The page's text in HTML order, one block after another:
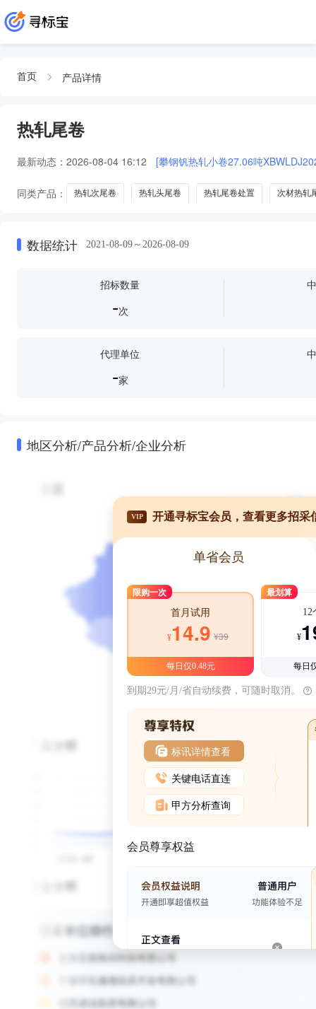
首页 产品详情
热轧尾卷
最新动态： 2026-08-04 16:12 [攀钢钒热轧小卷27.06吨
同类产品： 热轧次尾卷 热轧头尾卷 热轧尾卷处置 次材热轧
数据统计 2021-08-09～2026-08-09
招标数量
-次
代理单位
-家
地区分析/产品分析/企业分析
VIP 开通寻标宝会员，查看更多招采
单省会员
限购一次
首月试用
¥14.9 ¥39
每日仅0.48元
最划算
12
¥
每日
到期29元/月/省自动续费，可随时取消。
标讯详情查看
关键电话直连
甲方分析查询
会员尊享权益